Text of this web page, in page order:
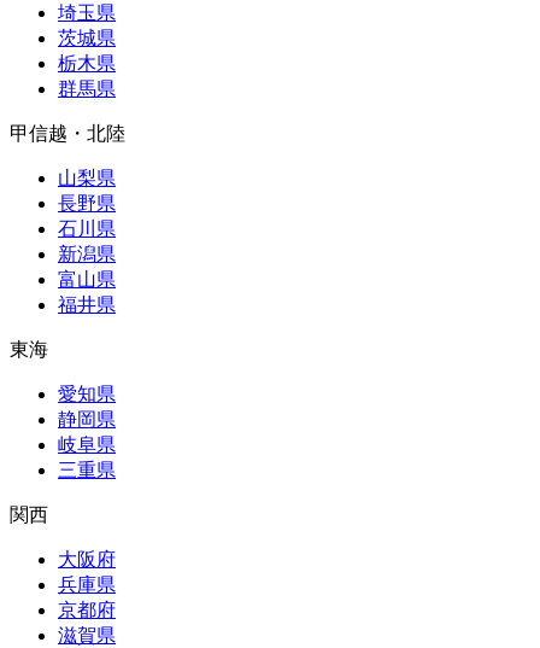
埼玉県
茨城県
栃木県
群馬県
甲信越・北陸
山梨県
長野県
石川県
新潟県
富山県
福井県
東海
愛知県
静岡県
岐阜県
三重県
関西
大阪府
兵庫県
京都府
滋賀県